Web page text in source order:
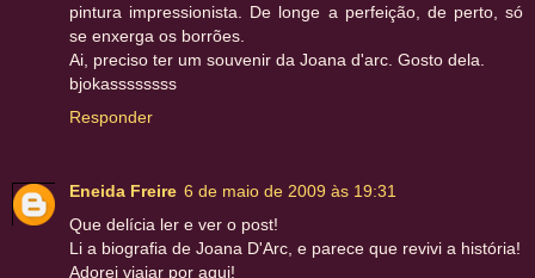
pintura impressionista. De longe a perfeição, de perto, só
se enxerga os borrões.
Ai, preciso ter um souvenir da Joana d'arc. Gosto dela.
bjokassssssss
Responder
Eneida Freire 6 de maio de 2009 às 19:31
Que delícia ler e ver o post!
Li a biografia de Joana D'Arc, e parece que revivi a história!
Adorei viajar por aqui!